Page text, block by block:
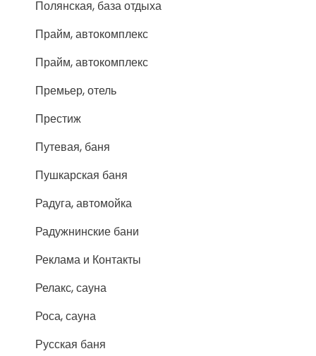
Полянская, база отдыха
Прайм, автокомплекс
Прайм, автокомплекс
Премьер, отель
Престиж
Путевая, баня
Пушкарская баня
Радуга, автомойка
Радужнинские бани
Реклама и Контакты
Релакс, сауна
Роса, сауна
Русская баня